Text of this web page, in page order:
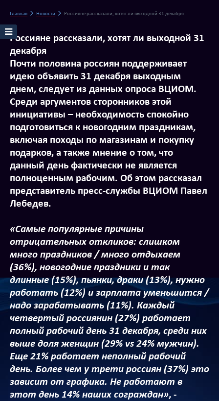
Главная Новости Россияне рассказали, хотят ли выходной 31 декабря
Россияне рассказали, хотят ли выходной 31
декабря
Почти половина россиян поддерживает
идею объявить 31 декабря выходным
днем, следует из данных опроса ВЦИОМ.
Среди аргументов сторонников этой
инициативы – необходимость спокойно
подготовиться к новогодним праздникам,
включая походы по магазинам и покупку
подарков, а также мнение о том, что
данный день фактически не является
полноценным рабочим. Об этом рассказал
представитель пресс-службы ВЦИОМ Павел
Лебедев.
«Самые популярные причины
отрицательных откликов: слишком
много праздников / много отдыхаем
(36%), новогодние праздники и так
длинные (15%), пьянки, драки (13%), нужно
работать (12%) и зарплата уменьшится /
надо зарабатывать (11%). Каждый
четвертый россиянин (27%) работает
полный рабочий день 31 декабря, среди них
выше доля женщин (29% vs 24% мужчин).
Еще 21% работает неполный рабочий
день. Более чем у трети россиян (37%) это
зависит от графика. Не работают в
этот день 14% наших сограждан», -